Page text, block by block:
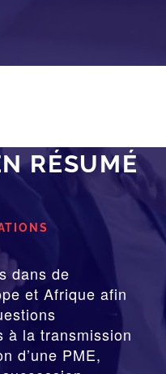
RÉSUMÉ
dans de
et Afrique afin
à la transmission
d’une PME,